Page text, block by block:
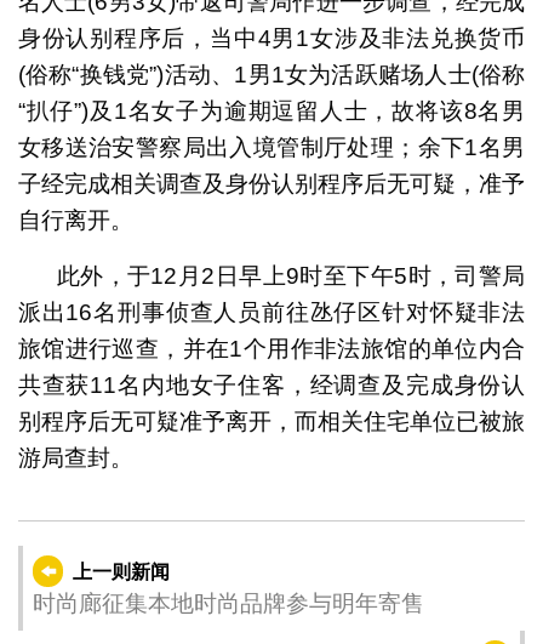
身份认别程序后，当中4男1女涉及非法兑换货币
(俗称“换钱党”)活动、1男1女为活跃赌场人士(俗称
“扒仔”)及1名女子为逾期逗留人士，故将该8名男
女移送治安警察局出入境管制厅处理；余下1名男
子经完成相关调查及身份认别程序后无可疑，准予
自行离开。
此外，于12月2日早上9时至下午5时，司警局
派出16名刑事侦查人员前往氹仔区针对怀疑非法
旅馆进行巡查，并在1个用作非法旅馆的单位内合
共查获11名内地女子住客，经调查及完成身份认
别程序后无可疑准予离开，而相关住宅单位已被旅
游局查封。
上一则新闻
时尚廊征集本地时尚品牌参与明年寄售